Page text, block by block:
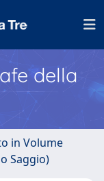
della
in Volume
Saggio)